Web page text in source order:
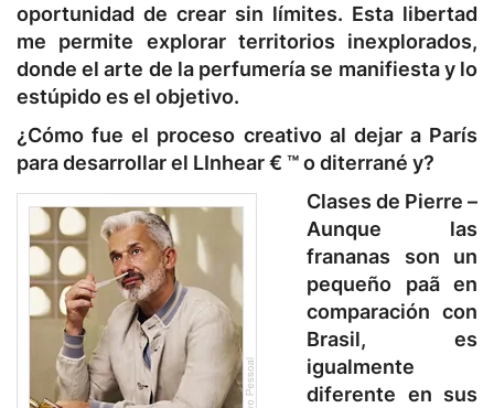
oportunidad de crear sin límites. Esta libertad
me permite explorar territorios inexplorados,
donde el arte de la perfumería se manifiesta y lo
estúpido es el objetivo.
¿Cómo fue el proceso creativo al dejar a París
para desarrollar el LInhear € ™ o diterrané y?
Clases de Pierre –
Aunque las
frananas son un
pequeño paã en
comparación con
Brasil, es
igualmente
diferente en sus